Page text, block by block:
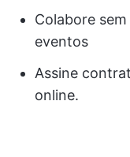
Colabore
eventos
Assine
online.